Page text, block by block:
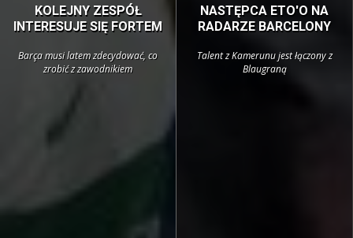
KOLEJNY ZESPÓŁ
INTERESUJE SIĘ FORTEM
Barça musi latem zdecydować, co
zrobić z zawodnikiem
NASTĘPCA ETO'O NA
RADARZE BARCELONY
Talent z Kamerunu jest łączony z
Blaugraną